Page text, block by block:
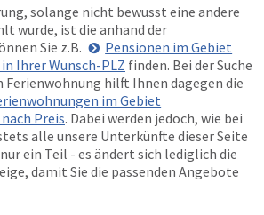
solange nicht bewusst eine andere
wurde, ist die anhand der
Sie z.B.
Pensionen im Gebiet
Ihrer Wunsch-PLZ finden. Bei der Suche
Ferienwohnung hilft Ihnen dagegen die
im Gebiet
Preis. Dabei werden jedoch, wie bei
alle unsere Unterkünfte dieser Seite
ein Teil - es ändert sich lediglich die
damit Sie die passenden Angebote